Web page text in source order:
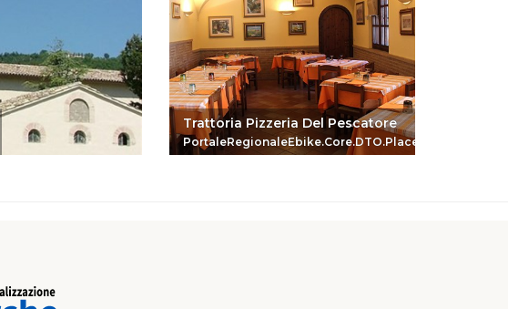
Trattoria Pizzeria Del Pescatore
PortaleRegionaleEbike.Core.DTO.PlaceReferenceDTO